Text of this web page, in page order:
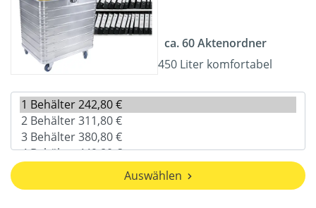
ca. 60 Aktenordner
450 Liter komfortabel
Auswählen